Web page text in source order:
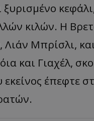
ξυρισμένο
κιλών. Η
Λιάν Μπρίσλι,
και Γιαχέλ,
έπεφτε